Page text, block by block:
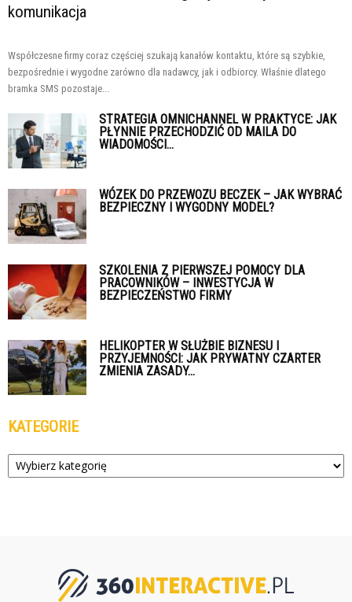
komunikacja
Współczesne firmy coraz częściej szukają kanałów kontaktu, które są szybkie,
bezpośrednie i wygodne zarówno dla nadawcy, jak i odbiorcy. Właśnie dlatego
bramka SMS pozostaje...
STRATEGIA OMNICHANNEL W PRAKTYCE: JAK
PŁYNNIE PRZECHODZIĆ OD MAILA DO
WIADOMOŚCI...
WÓZEK DO PRZEWOZU BECZEK – JAK WYBRAĆ
BEZPIECZNY I WYGODNY MODEL?
SZKOLENIA Z PIERWSZEJ POMOCY DLA
PRACOWNIKÓW – INWESTYCJA W
BEZPIECZEŃSTWO FIRMY
HELIKOPTER W SŁUŻBIE BIZNESU I
PRZYJEMNOŚCI: JAK PRYWATNY CZARTER
ZMIENIA ZASADY...
KATEGORIE
Kategorie